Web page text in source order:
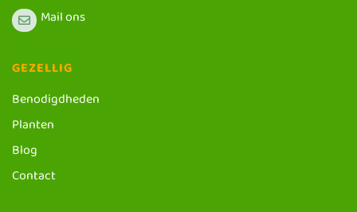
Mail ons
GEZELLIG
Benodigdheden
Planten
Blog
Contact